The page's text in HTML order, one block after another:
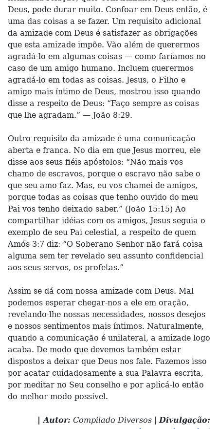
Deus, pode durar muito. Confoar em Deus então, é
uma das coisas a se fazer. Um requisito adicional
da amizade com Deus é satisfazer as obrigações
que esta amizade impõe. Vão além de querermos
agradá-lo em algumas coisas — como faríamos no
caso de um amigo humano. Incluem querermos
agradá-lo em todas as coisas. Jesus, o Filho e
amigo mais íntimo de Deus, mostrou isso quando
disse a respeito de Deus: “Faço sempre as coisas
que lhe agradam.” — João 8:29.
Outro requisito da amizade é uma comunicação
aberta e franca. No dia em que Jesus morreu, ele
disse aos seus fiéis apóstolos: “Não mais vos
chamo de escravos, porque o escravo não sabe o
que seu amo faz. Mas, eu vos chamei de amigos,
porque todas as coisas que tenho ouvido do meu
Pai vos tenho deixado saber.” (João 15:15) Ao
compartilhar idéias com os amigos, Jesus seguia o
exemplo de seu Pai celestial, a respeito de quem
Amós 3:7 diz: “O Soberano Senhor não fará coisa
alguma sem ter revelado seu assunto confidencial
aos seus servos, os profetas.”
Assim se dá com nossa amizade com Deus. Mal
podemos esperar chegar-nos a ele em oração,
revelando-lhe nossas necessidades, nossos desejos
e nossos sentimentos mais íntimos. Naturalmente,
quando a comunicação é unilateral, a amizade logo
acaba. De modo que devemos também estar
dispostos a deixar que Deus nos fale. Fazemos isso
por acatar cuidadosamente a sua Palavra escrita,
por meditar no Seu conselho e por aplicá-lo então
do melhor modo possível.
| Autor: Compilado Diversos |Divulgação: